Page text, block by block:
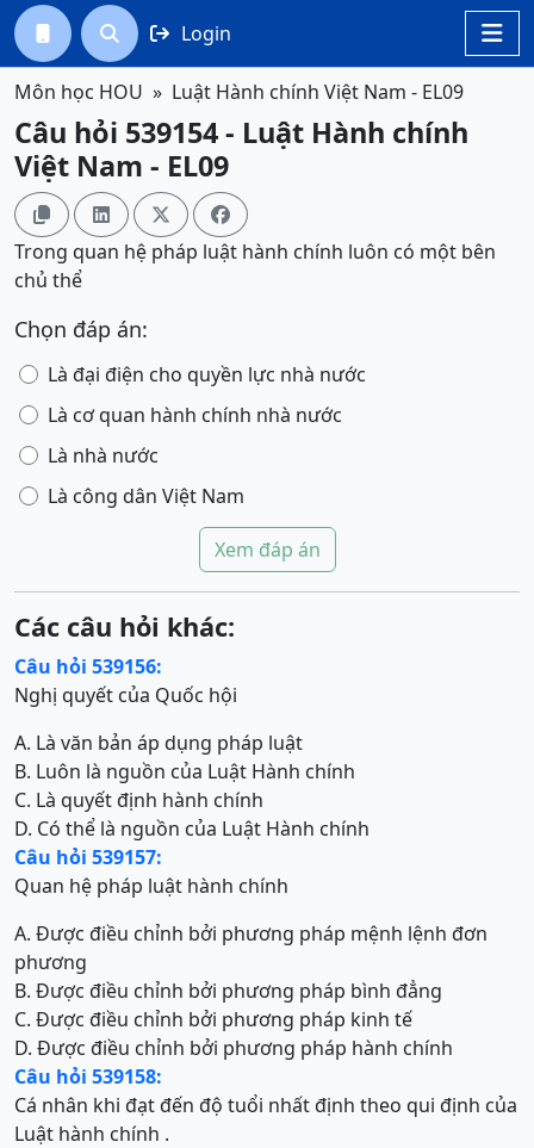

  Login
Môn học HOU Luật Hành chính Việt Nam - EL09
Câu hỏi 539154 - Luật Hành chính
Việt Nam - EL09
   
Trong quan hệ pháp luật hành chính luôn có một bên
chủ thể
Chọn đáp án:
Là đại điện cho quyền lực nhà nước
Là cơ quan hành chính nhà nước
Là nhà nước
Là công dân Việt Nam
Xem đáp án
Các câu hỏi khác:
Câu hỏi 539156:
Nghị quyết của Quốc hội
A. Là văn bản áp dụng pháp luật
B. Luôn là nguồn của Luật Hành chính
C. Là quyết định hành chính
D. Có thể là nguồn của Luật Hành chính
Câu hỏi 539157:
Quan hệ pháp luật hành chính
A. Được điều chỉnh bởi phương pháp mệnh lệnh đơn
phương
B. Được điều chỉnh bởi phương pháp bình đẳng
C. Được điều chỉnh bởi phương pháp kinh tế
D. Được điều chỉnh bởi phương pháp hành chính
Câu hỏi 539158:
Cá nhân khi đạt đến độ tuổi nhất định theo qui định của
Luật hành chính .